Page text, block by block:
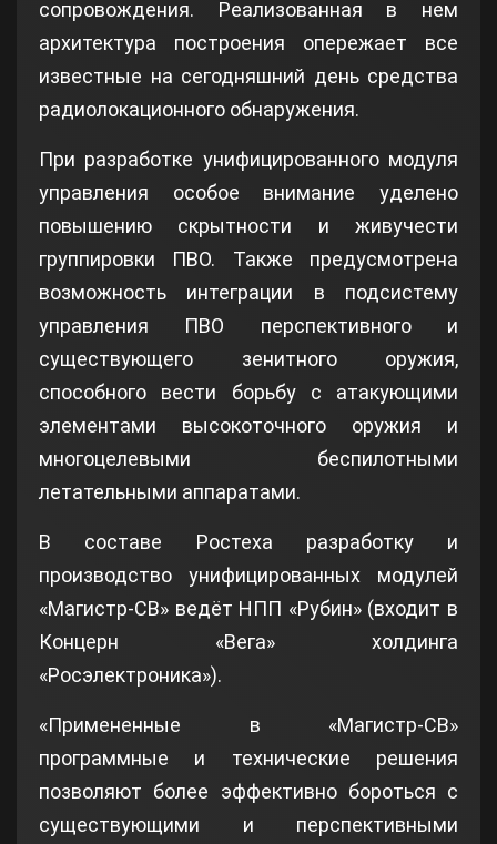
сопровождения. Реализованная в нем
архитектура построения опережает все
известные на сегодняшний день средства
радиолокационного обнаружения.
При разработке унифицированного модуля
управления особое внимание уделено
повышению скрытности и живучести
группировки ПВО. Также предусмотрена
возможность интеграции в подсистему
управления ПВО перспективного и
существующего зенитного оружия,
способного вести борьбу с атакующими
элементами высокоточного оружия и
многоцелевыми беспилотными
летательными аппаратами.
В составе Ростеха разработку и
производство унифицированных модулей
«Магистр-СВ» ведёт НПП «Рубин» (входит в
Концерн «Вега» холдинга
«Росэлектроника»).
«Примененные в «Магистр-СВ»
программные и технические решения
позволяют более эффективно бороться с
существующими и перспективными